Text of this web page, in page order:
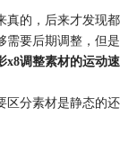
真的，后来才发现都
需要后期调整，但是
x8调整素材的运动速
区分素材是静态的还